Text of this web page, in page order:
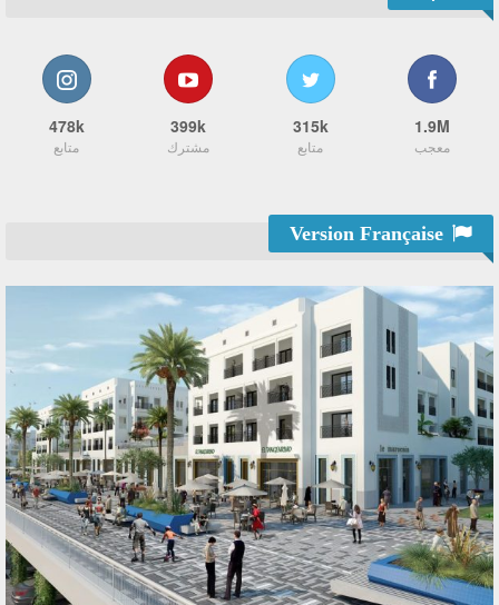
1.9M
معجب
315k
متابع
399k
مشترك
478k
متابع